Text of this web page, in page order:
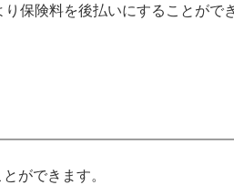
保険料を後払いにすることがで
ができます。